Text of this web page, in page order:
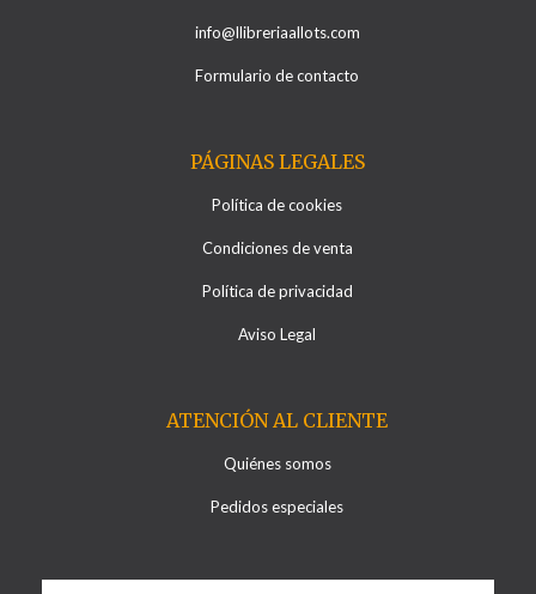
info@llibreriaallots.com
Formulario de contacto
PÁGINAS LEGALES
Política de cookies
Condiciones de venta
Política de privacidad
Aviso Legal
ATENCIÓN AL CLIENTE
Quiénes somos
Pedidos especiales